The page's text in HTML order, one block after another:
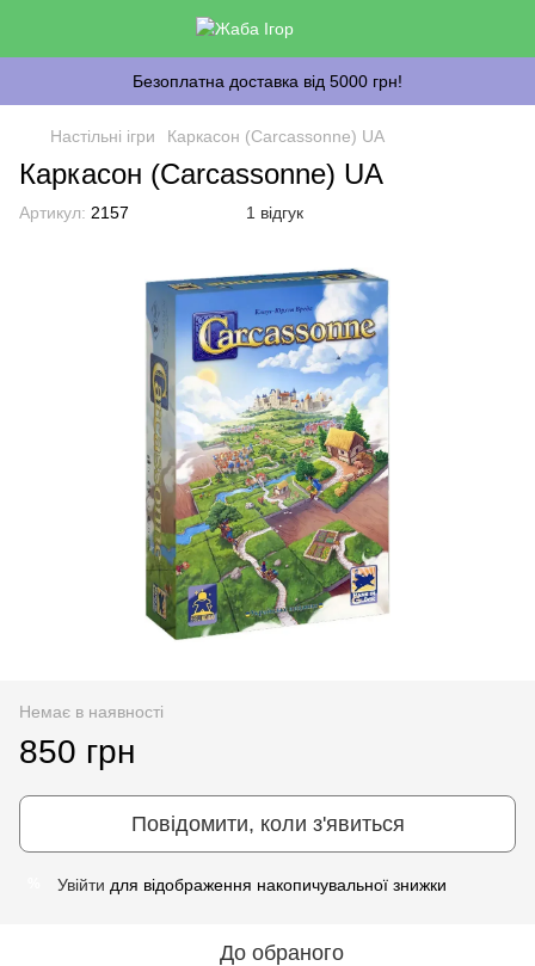
Безоплатна доставка від 5000 грн!
Настільні ігри Каркасон (Carcassonne) UA
Каркасон (Carcassonne) UA
Артикул: 2157 1 відгук
Немає в наявності
850 грн
Повідомити, коли з'явиться
Увійти для відображення накопичувальної знижки
До обраного